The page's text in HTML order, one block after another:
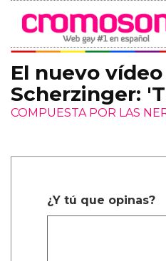
El nuevo
Scherzinger:
COMPUESTA POR LAS
¿Y tú que opinas?